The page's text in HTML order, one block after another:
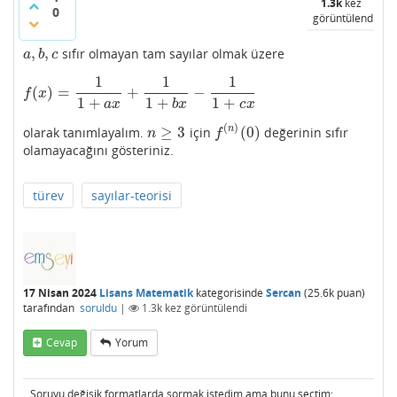
0
1.3kkez
görüntülendi
a, b, c
a,b,c sıfır olmayan tam sayılar olmak üzere
f(x) =
1
1 + ax
+
1
1 + bx
−
1
1 + cx
f x)=11+ax +1 1+bx−11 +c
olarak tanımlayalım. n ≥ 3
n≥3 için f(n) (0)
f(n)(0)
değerinin sıfır
olamayacağını gösteriniz.
türev sayılar-teorisi
17 Nisan 2024 Lisans Matematikkategorisinde Sercan (25.6k puan)
tarafından soruldu | 1.3k kez görüntülendi
Cevap Yorum
Soruyu değişik formatlarda sormak istedim ama bunu seçtim: